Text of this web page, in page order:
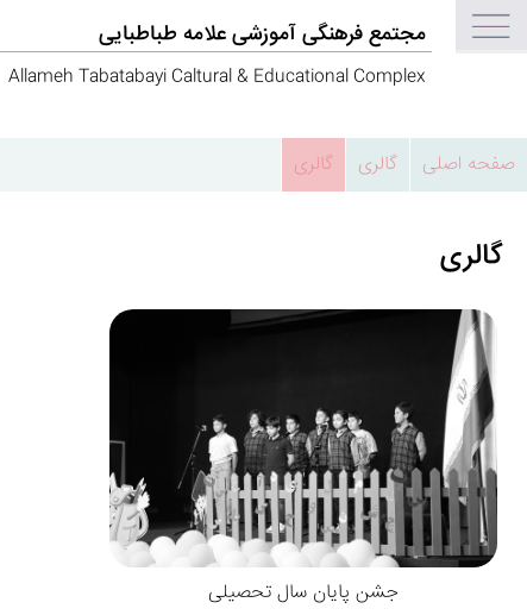
مجتمع فرهنگی آموزشی علامه طباطبایی
Allameh Tabatabayi Caltural & Educational Complex
صفحه اصلی گالری گالری
گالری
جشن پایان سال تحصیلی